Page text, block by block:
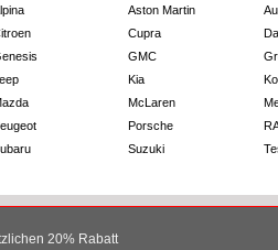
Aston Martin
Cupra
GMC
Kia
McLaren
Porsche
Suzuki
20% Rabatt